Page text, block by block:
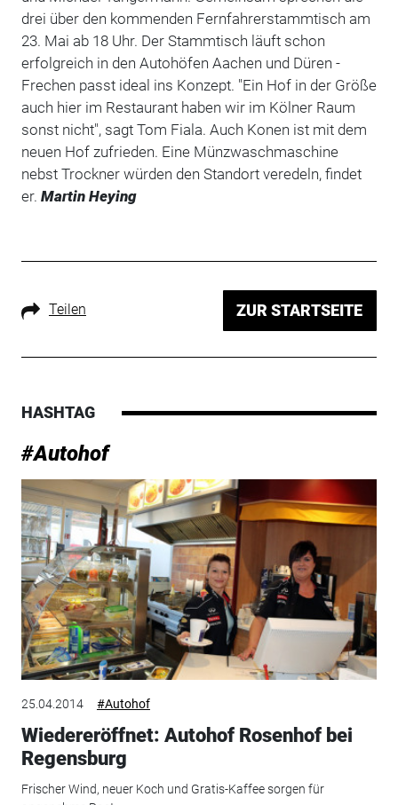
drei über den kommenden Fernfahrerstammtisch am
23. Mai ab 18 Uhr. Der Stammtisch läuft schon
erfolgreich in den Autohöfen Aachen und Düren -
Frechen passt ideal ins Konzept. "Ein Hof in der Größe
auch hier im Restaurant haben wir im Kölner Raum
sonst nicht", sagt Tom Fiala. Auch Konen ist mit dem
neuen Hof zufrieden. Eine Münzwaschmaschine
nebst Trockner würden den Standort veredeln, findet
er. Martin Heying
Teilen ZUR STARTSEITE
HASHTAG
#Autohof
25.04.2014 #Autohof
Wiedereröffnet: Autohof Rosenhof bei
Regensburg
Frischer Wind, neuer Koch und Gratis-Kaffee sorgen für